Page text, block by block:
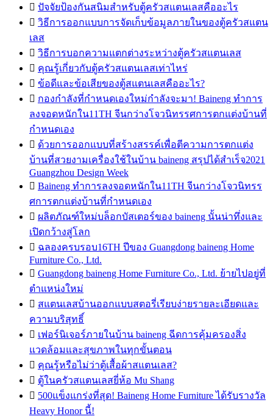
 ปัจจัยป้องกันสนิมสำหรับตู้ครัวสแตนเลสคืออะไร
 วิธีการออกแบบการจัดเก็บข้อมูลภายในของตู้ครัวสแตน
เลส
 วิธีการบอกความแตกต่างระหว่างตู้ครัวสแตนเลส
 คุณรู้เกี่ยวกับตู้ครัวสแตนเลสเท่าไหร่
 ข้อดีและข้อเสียของตู้สแตนเลสคืออะไร?
 กองกำลังที่กำหนดเองใหม่กำลังจะมา! Baineng ทำการ
ลงจอดหนักใน11TH จีนกว่างโจวนิทรรศการตกแต่งบ้านที่
กำหนดเอง
 ด้วยการออกแบบที่สร้างสรรค์เพื่อตีความการตกแต่ง
บ้านที่สวยงามเครื่องใช้ในบ้าน baineng สรุปได้สำเร็จ2021
Guangzhou Design Week
 Baineng ทำการลงจอดหนักใน11TH จีนกว่างโจวนิทรร
ศการตกแต่งบ้านที่กำหนดเอง
 ผลิตภัณฑ์ใหม่บล็อกบัสเตอร์ของ baineng นั้นน่าทึ่งและ
เปิดกว้างสู่โลก
 ฉลองครบรอบ16TH ปีของ Guangdong baineng Home
Furniture Co., Ltd.
 Guangdong baineng Home Furniture Co., Ltd. ย้ายไปอยู่ที่
ตำแหน่งใหม่
 สแตนเลสบ้านออกแบบสตอรี่เรียบง่ายรายละเอียดและ
ความบริสุทธิ์
 เฟอร์นิเจอร์ภายในบ้าน baineng ฉีดการคุ้มครองสิ่ง
แวดล้อมและสุขภาพในทุกขั้นตอน
 คุณรู้หรือไม่ว่าตู้เสื้อผ้าสแตนเลส?
 ตู้ในครัวสแตนเลสยี่ห้อ Mu Shang
 500แข็งแกร่งที่สุด! Baineng Home Furniture ได้รับรางวัล
Heavy Honor นี้!